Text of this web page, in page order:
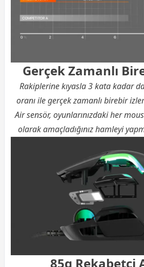
Gerçek Zamanlı
Rakiplerine kıyasla 3 kata kadar
oranı ile gerçek zamanlı birebir
Air sensör, oyunlarınızdaki her
olarak amaçladığınız hamleyi
85g Rekabetçi